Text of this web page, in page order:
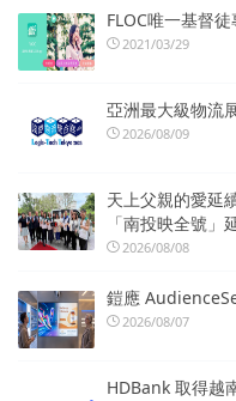
FLOC唯一基督
2021/03/29
亞洲最大級物流
2026/08/09
天上父親的愛延
「南投映全號」
2026/08/08
鎧應
2026/08/07
HDBank 取得越